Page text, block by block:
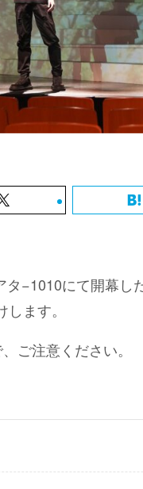
−1010にて開幕
ます。
ご注意ください。